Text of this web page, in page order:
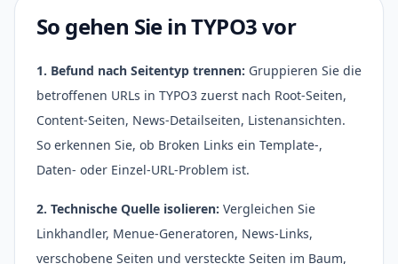
So gehen Sie in TYPO3 vor
1. Befund nach Seitentyp trennen: Gruppieren Sie die
betroffenen URLs in TYPO3 zuerst nach Root-Seiten,
Content-Seiten, News-Detailseiten, Listenansichten.
So erkennen Sie, ob Broken Links ein Template-,
Daten- oder Einzel-URL-Problem ist.
2. Technische Quelle isolieren: Vergleichen Sie
Linkhandler, Menue-Generatoren, News-Links,
verschobene Seiten und versteckte Seiten im Baum,